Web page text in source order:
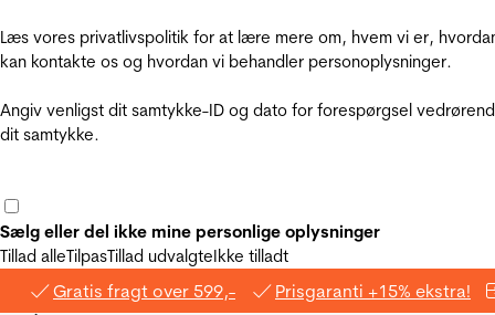
Læs vores privatlivspolitik for at lære mere om, hvem vi er,
kan kontakte os og hvordan vi behandler personoplysninger.
Angiv venligst dit samtykke-ID og dato for forespørgsel
dit samtykke.
Sælg eller del ikke mine personlige oplysninger
Tillad alleTilpasTillad udvalgteIkke tilladt
Gratis fragt over 599,- Prisgaranti +15% ekstra!